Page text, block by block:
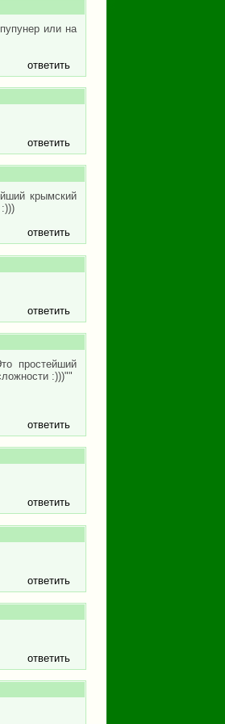
или на
ответить
ответить
крымский
ответить
ответить
простейший
:)))""
ответить
ответить
ответить
ответить